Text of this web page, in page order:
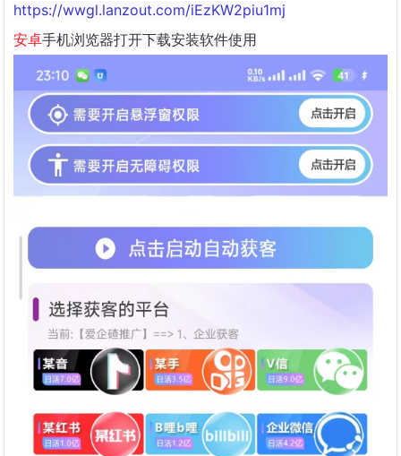
https://wwgl.lanzout.com/iEzKW2piu1mj
安卓手机浏览器打开下载安装软件使用